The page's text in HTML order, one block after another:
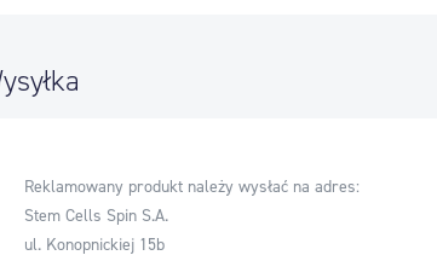
Reklamowany produkt należy wysłać na adres:
Stem Cells Spin S.A.
ul. Konopnickiej 15b